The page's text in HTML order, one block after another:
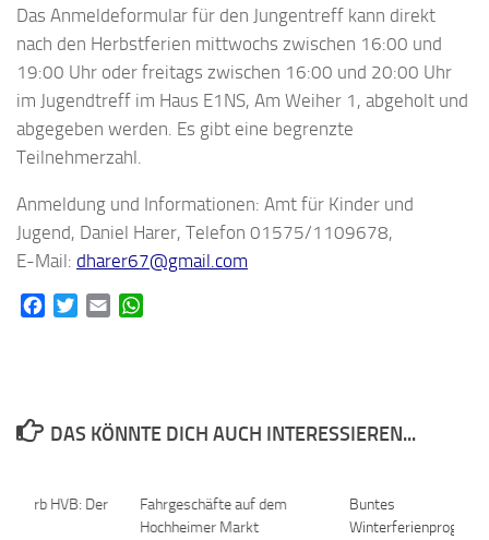
Das Anmeldeformular für den Jungentreff kann direkt
nach den Herbstferien mittwochs zwischen 16:00 und
19:00 Uhr oder freitags zwischen 16:00 und 20:00 Uhr
im Jugendtreff im Haus E1NS, Am Weiher 1, abgeholt und
abgegeben werden. Es gibt eine begrenzte
Teilnehmerzahl.
Anmeldung und Informationen: Amt für Kinder und
Jugend, Daniel Harer, Telefon 01575/1109678,
E-Mail: dharer67@gmail.com
FacebookTwitterEmail
DAS KÖNNTE DICH AUCH INTERESSIEREN...
Fahrgeschäfte auf dem
Hochheimer Markt
Buntes
HVB: Der